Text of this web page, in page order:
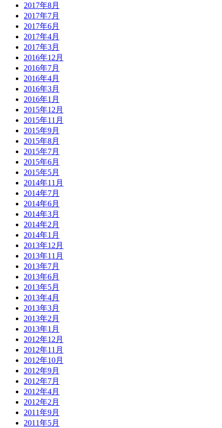
2017年8月
2017年7月
2017年6月
2017年4月
2017年3月
2016年12月
2016年7月
2016年4月
2016年3月
2016年1月
2015年12月
2015年11月
2015年9月
2015年8月
2015年7月
2015年6月
2015年5月
2014年11月
2014年7月
2014年6月
2014年3月
2014年2月
2014年1月
2013年12月
2013年11月
2013年7月
2013年6月
2013年5月
2013年4月
2013年3月
2013年2月
2013年1月
2012年12月
2012年11月
2012年10月
2012年9月
2012年7月
2012年4月
2012年2月
2011年9月
2011年5月